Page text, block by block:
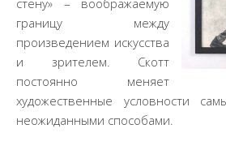
границу между
произведением искусства
и зрителем. Скотт
постоянно меняет
художественные условности
неожиданными способами.